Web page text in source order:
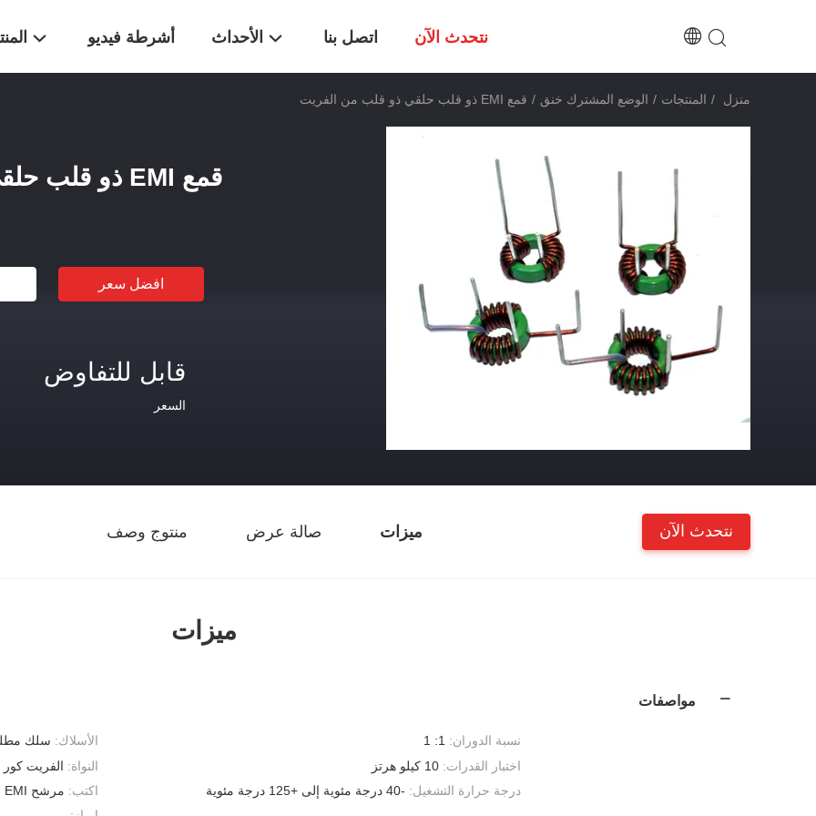
أشرطة فيديو الأحداث اتصل بنا نتحدث الآن
منزل / المنتجات / الوضع المشترك خنق / قمع EMI ذو قلب حلقي ذو قلب من الفريت
قمع EMI ذو قلب حلقي ذو قلب من الفريت
افضل سعر
قابل للتفاوض
السعر
ميزات صالة عرض منتوج وصف نتحدث الآن
ميزات
مواصفات
الأسلاك: سلك مطلي نسبة الدوران: 1: 1
النواة: الفريت كور اختبار القدرات: 10 كيلو هرتز
اكتب: مرشح EMI درجة حرارة التشغيل: -40 درجة مئوية إلى +125 درجة مئوية